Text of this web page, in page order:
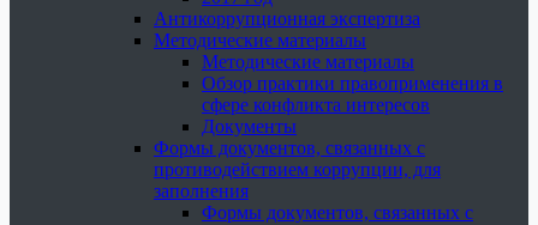
Антикоррупционная экспертиза
Методические материалы
Методические материалы
Обзор практики правоприменения в
сфере конфликта интересов
Документы
Формы документов, связанных с
противодействием коррупции, для
заполнения
Формы документов, связанных с